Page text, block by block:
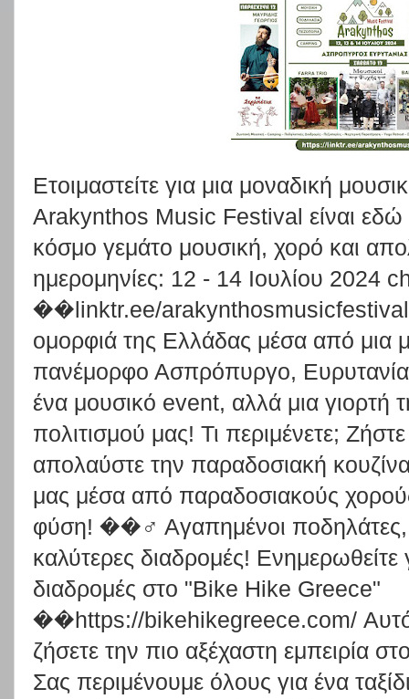
Ετοιμαστείτε για μια μοναδική
Arakynthos Music Festival είναι εδώ
κόσμο γεμάτο μουσική, χορό και
ημερομηνίες: 12 - 14 Ιουλίου 2024
��linktr.ee/arakynthosmusicfestival
ομορφιά της Ελλάδας μέσα από μια
πανέμορφο Ασπρόπυργο,
ένα μουσικό event, αλλά μια γιορτή
πολιτισμού μας! Τι περιμένετε;
απολαύστε την παραδοσιακή
μας μέσα από παραδοσιακούς
φύση! ��‍♂️ Αγαπημένοι ποδηλάτες,
καλύτερες διαδρομές! Ενημερωθείτε
διαδρομές στο "Bike Hike Greece"
��https://bikehikegreece.com/ Αυτό
ζήσετε την πιο αξέχαστη εμπειρία
Σας περιμένουμε όλους για ένα